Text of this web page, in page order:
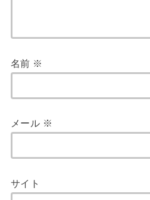
名前 ※
メール ※
サイト